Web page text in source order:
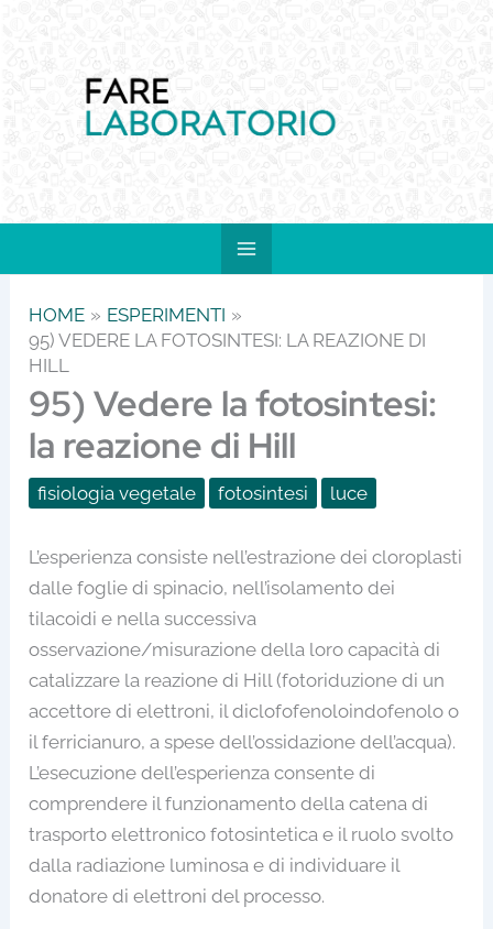
contenuto
HOME
ESPERIMENTI
95) VEDERE LA FOTOSINTESI: LA REAZIONE DI
HILL
95) Vedere la fotosintesi:
la reazione di Hill
fisiologia vegetale fotosintesi luce
L’esperienza consiste nell’estrazione dei cloroplasti
dalle foglie di spinacio, nell’isolamento dei
tilacoidi e nella successiva
osservazione/misurazione della loro capacità di
catalizzare la reazione di Hill (fotoriduzione di un
accettore di elettroni, il diclofofenoloindofenolo o
il ferricianuro, a spese dell’ossidazione dell’acqua).
L’esecuzione dell’esperienza consente di
comprendere il funzionamento della catena di
trasporto elettronico fotosintetica e il ruolo svolto
dalla radiazione luminosa e di individuare il
donatore di elettroni del processo.